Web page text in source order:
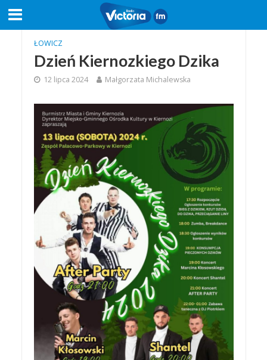
ŁOWICZ
Dzień Kiernozkiego Dzika
12 lipca 2024 Małgorzata Michalewska